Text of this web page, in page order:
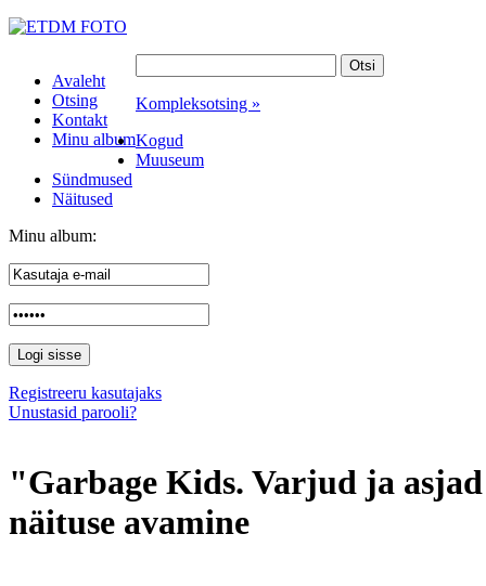
Avaleht
Otsing
Kontakt
Minu album
Kompleksotsing »
Kogud
Muuseum
Sündmused
Näitused
Minu album:
Registreeru kasutajaks
Unustasid parooli?
"Garbage Kids. Varjud ja
näituse avamine